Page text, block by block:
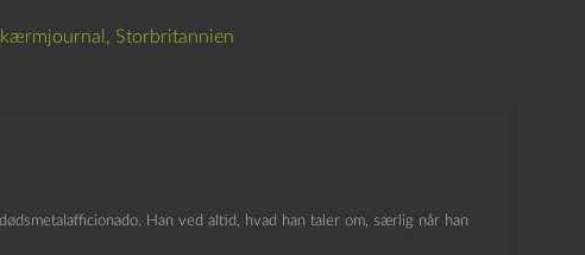
, Storbritannien
Han ved altid, hvad han taler om, særlig når han